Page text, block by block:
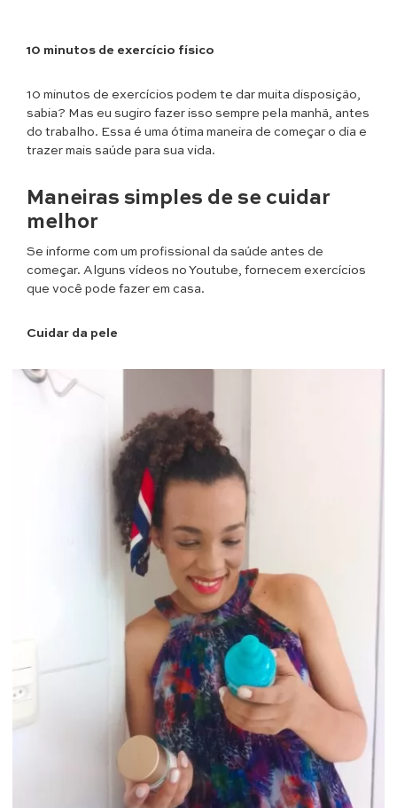
10 minutos de exercício físico
10 minutos de exercícios podem te dar muita disposição,
sabia? Mas eu sugiro fazer isso sempre pela manhã, antes
do trabalho. Essa é uma ótima maneira de começar o dia e
trazer mais saúde para sua vida.
Maneiras simples de se cuidar
melhor
Se informe com um profissional da saúde antes de
começar. Alguns vídeos no Youtube, fornecem exercícios
que você pode fazer em casa.
Cuidar da pele